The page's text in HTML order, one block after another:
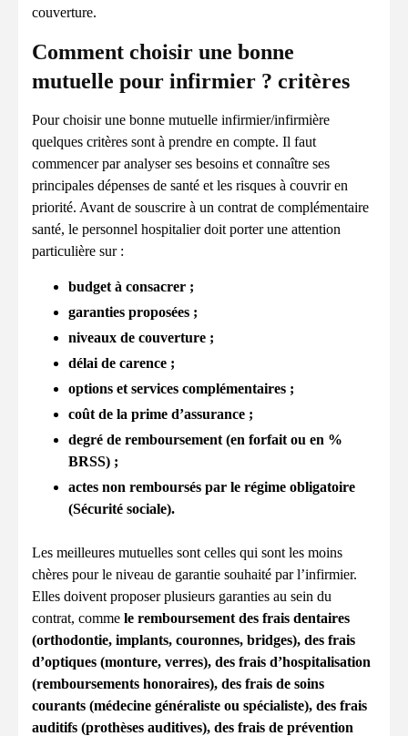
couverture.
Comment choisir une bonne
mutuelle pour infirmier ? critères
Pour choisir une bonne mutuelle infirmier/infirmière
quelques critères sont à prendre en compte. Il faut
commencer par analyser ses besoins et connaître ses
principales dépenses de santé et les risques à couvrir en
priorité. Avant de souscrire à un contrat de complémentaire
santé, le personnel hospitalier doit porter une attention
particulière sur :
budget à consacrer ;
garanties proposées ;
niveaux de couverture ;
délai de carence ;
options et services complémentaires ;
coût de la prime d’assurance ;
degré de remboursement (en forfait ou en %
BRSS) ;
actes non remboursés par le régime obligatoire
(Sécurité sociale).
Les meilleures mutuelles sont celles qui sont les moins
chères pour le niveau de garantie souhaité par l’infirmier.
Elles doivent proposer plusieurs garanties au sein du
contrat, comme le remboursement des frais dentaires
(orthodontie, implants, couronnes, bridges), des frais
d’optiques (monture, verres), des frais d’hospitalisation
(remboursements honoraires), des frais de soins
courants (médecine généraliste ou spécialiste), des frais
auditifs (prothèses auditives), des frais de prévention